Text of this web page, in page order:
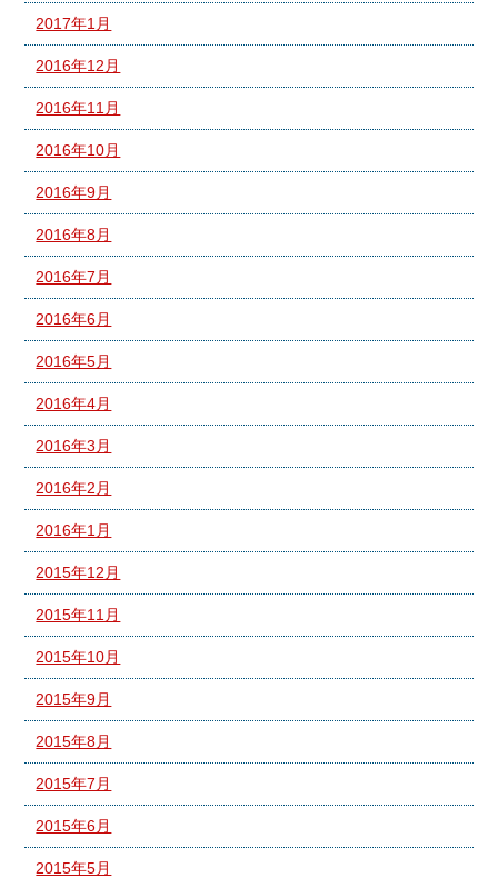
2017年1月
2016年12月
2016年11月
2016年10月
2016年9月
2016年8月
2016年7月
2016年6月
2016年5月
2016年4月
2016年3月
2016年2月
2016年1月
2015年12月
2015年11月
2015年10月
2015年9月
2015年8月
2015年7月
2015年6月
2015年5月